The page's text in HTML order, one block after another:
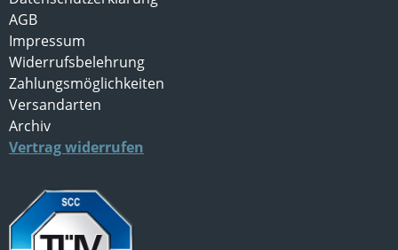
AGB
Impressum
Widerrufsbelehrung
Zahlungsmöglichkeiten
Versandarten
Archiv
Vertrag widerrufen